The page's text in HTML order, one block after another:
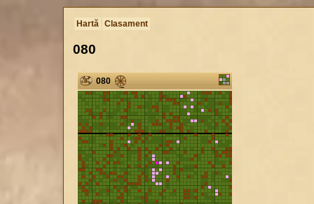
Hartă Clasament
080
080